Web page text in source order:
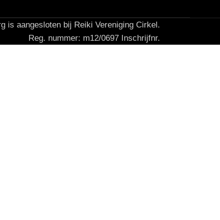
is aangesloten bij Reiki Vereniging Cirkel.
Reg. nummer: m12/0697 Inschrijfnr.